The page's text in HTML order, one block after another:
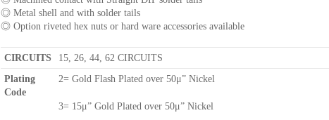
◎ Metal shell and with solder tails
◎ Option riveted hex nuts or hard ware accessories available
CIRCUITS
15, 26, 44, 62 CIRCUITS
Plating
Code
2= Gold Flash Plated over 50μ” Nickel
3= 15μ” Gold Plated over 50μ” Nickel